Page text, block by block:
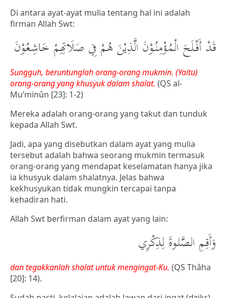
Di antara ayat-ayat mulia tentang hal ini adalah
firman Allah Swt:
قَدْ أَفْلَحَ الْمُؤْمِنُوْنَ الَّذِيْنَ هُمْ فِي صَلَاتِهِمْ خَاشِعُوْنَ
Sungguh, beruntunglah orang-orang mukmin. (Yaitu)
orang-orang yang khusyuk dalam shalat. (QS al-
Mu’minûn [23]: 1-2)
Mereka adalah orang-orang yang takut dan tunduk
kepada Allah Swt.
Jadi, apa yang disebutkan dalam ayat yang mulia
tersebut adalah bahwa seorang mukmin termasuk
orang-orang yang mendapat keselamatan hanya jika
ia khusyuk dalam shalatnya. Jelas bahwa
kekhusyukan tidak mungkin tercapai tanpa
kehadiran hati.
Allah Swt berfirman dalam ayat yang lain:
وَأَقِمِ الصَّلوةَ لِذِكْرِي
dan tegakkanlah shalat untuk mengingat-Ku. (QS Thâha
[20]: 14).